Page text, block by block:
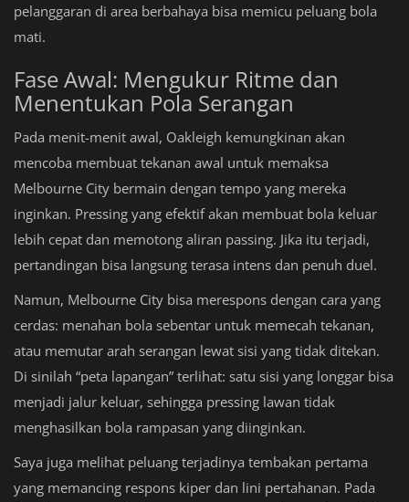
pelanggaran di area berbahaya bisa memicu peluang bola
mati.
Fase Awal: Mengukur Ritme dan
Menentukan Pola Serangan
Pada menit-menit awal, Oakleigh kemungkinan akan
mencoba membuat tekanan awal untuk memaksa
Melbourne City bermain dengan tempo yang mereka
inginkan. Pressing yang efektif akan membuat bola keluar
lebih cepat dan memotong aliran passing. Jika itu terjadi,
pertandingan bisa langsung terasa intens dan penuh duel.
Namun, Melbourne City bisa merespons dengan cara yang
cerdas: menahan bola sebentar untuk memecah tekanan,
atau memutar arah serangan lewat sisi yang tidak ditekan.
Di sinilah “peta lapangan” terlihat: satu sisi yang longgar bisa
menjadi jalur keluar, sehingga pressing lawan tidak
menghasilkan bola rampasan yang diinginkan.
Saya juga melihat peluang terjadinya tembakan pertama
yang memancing respons kiper dan lini pertahanan. Pada